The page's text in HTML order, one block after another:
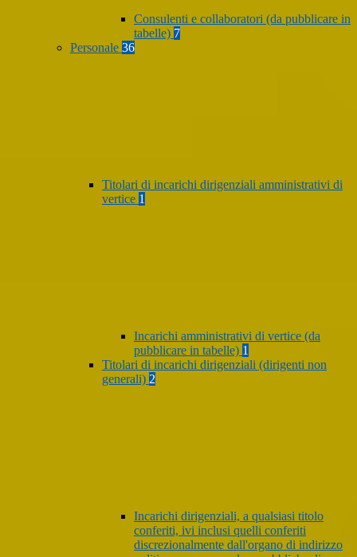
Consulenti e collaboratori (da pubblicare in
tabelle) 7
Personale 36
Titolari di incarichi dirigenziali amministrativi di
vertice 1
Incarichi amministrativi di vertice (da
pubblicare in tabelle) 1
Titolari di incarichi dirigenziali (dirigenti non
generali) 2
Incarichi dirigenziali, a qualsiasi titolo
conferiti, ivi inclusi quelli conferiti
discrezionalmente dall'organo di indirizzo